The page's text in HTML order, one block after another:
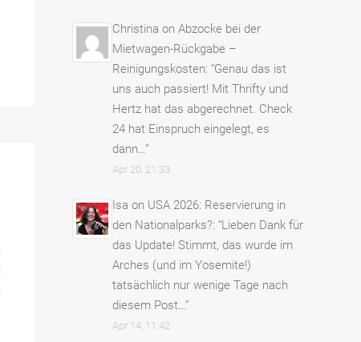
Christina on Abzocke bei der
Mietwagen-Rückgabe –
Reinigungskosten: “Genau das ist
uns auch passiert! Mit Thrifty und
Hertz hat das abgerechnet. Check
24 hat Einspruch eingelegt, es
dann…”
Apr 20, 21:33
Isa on USA 2026: Reservierung in
den Nationalparks?: “Lieben Dank für
das Update! Stimmt, das wurde im
Arches (und im Yosemite!)
tatsächlich nur wenige Tage nach
diesem Post…”
Apr 14, 11:42